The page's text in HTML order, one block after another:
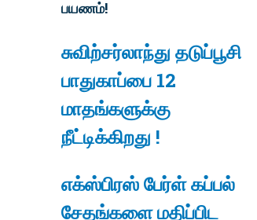
பயணம்!
சுவிற்சர்லாந்து தடுப்பூசி
பாதுகாப்பை 12
மாதங்களுக்கு
நீட்டிக்கிறது !
எக்ஸ்பிரஸ் பேர்ள் கப்பல்
சேதங்களை மதிப்பிட